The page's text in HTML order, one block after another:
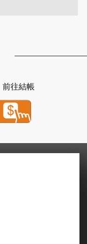
前往結帳